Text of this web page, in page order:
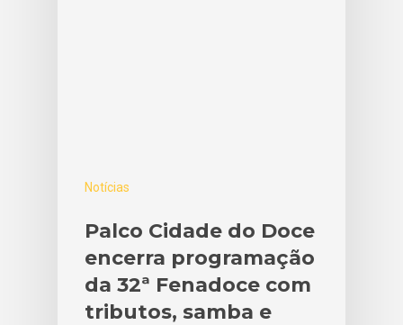
Notícias
Palco Cidade do Doce
encerra programação
da 32ª Fenadoce com
tributos, samba e